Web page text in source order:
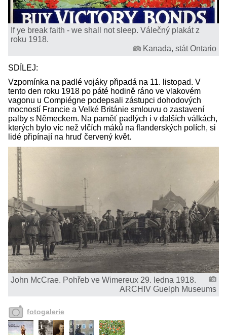
If ye break faith - we shall not sleep. Válečný plakát z
roku 1918.
Kanada, stát Ontario
SDÍLEJ:
Vzpomínka na padlé vojáky připadá na 11. listopad. V
tento den roku 1918 po páté hodině ráno ve vlakovém
vagonu u Compiégne podepsali zástupci dohodových
mocností Francie a Velké Británie smlouvu o zastavení
palby s Německem. Na paměť padlých i v dalších válkách,
kterých bylo víc než vlčích máků na flanderských polích, si
lidé připínají na hruď červený květ.
John McCrae. Pohřeb ve Wimereux 29. ledna 1918.
ARCHIV Guelph Museums
fotogalerie